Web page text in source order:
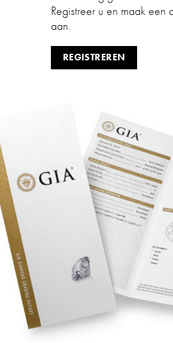
Registreer u en maak een
aan.
REGISTREREN